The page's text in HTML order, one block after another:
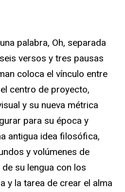
palabra, Oh, separada
versos y tres pausas
coloca el vínculo entre
centro de proyecto,
y su nueva métrica
para su época y
antigua idea filosófica,
y volúmenes de
su lengua con los
y la tarea de crear el alma